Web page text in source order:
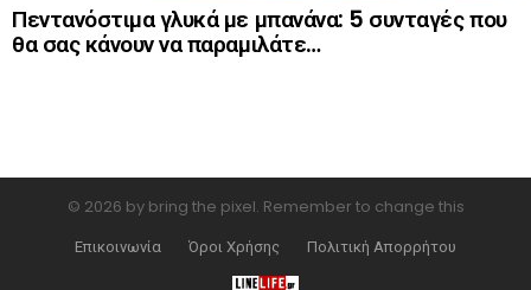
Πεντανόστιμα γλυκά με μπανάνα: 5 συνταγές που
θα σας κάνουν να παραμιλάτε…
© 2026 by bring the pixel. Remember to change this
Επικοινωνία
Όροι Χρήσης Πολιτική Απορρήτου